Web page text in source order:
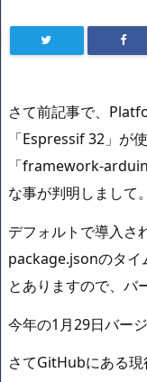
さて前記事で、
「Espressif 32」が
「framework-
な事が判明しまして。
デフォルトで導入さ
package.jsonのタイ
とありますので、バ
今年の1月29日バー
さてGitHubにある